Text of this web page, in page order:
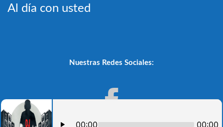
Al día con usted
Nuestras Redes Sociales: